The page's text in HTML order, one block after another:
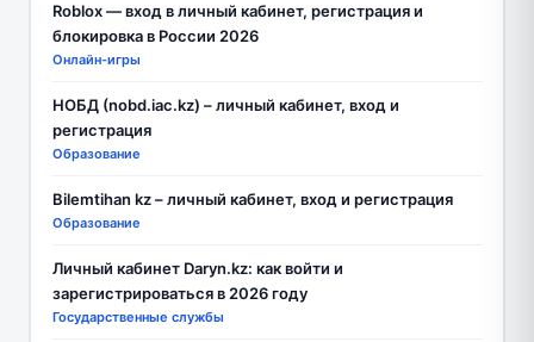
Roblox — вход в личный кабинет, регистрация и
блокировка в России 2026
Онлайн-игры
НОБД (nobd.iac.kz) – личный кабинет, вход и
регистрация
Образование
Bilemtihan kz – личный кабинет, вход и регистрация
Образование
Личный кабинет Daryn.kz: как войти и
зарегистрироваться в 2026 году
Государственные службы